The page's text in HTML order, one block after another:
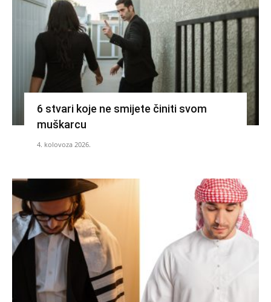
6 stvari koje ne smijete činiti svom
muškarcu
4. kolovoza 2026.